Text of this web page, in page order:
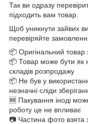
Так ви одразу
підходить вам товар.
Щоб уникнути зайвих
перевіряйте
📦 Оригінальний товар
📦 Товар може бути як
складів розпродажу
📦 Не був у
незначні сліди
🆕 Пакування іноді
роботу це не впливає
📷 Частина фото взята